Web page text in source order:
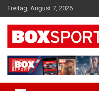
Skip
to
content
Freitag, August 7, 2026
BOXSPORT